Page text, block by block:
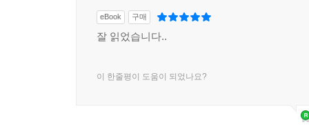
eBook 구매
잘 읽었습니다..
이 한줄평이 도움이 되었나요?